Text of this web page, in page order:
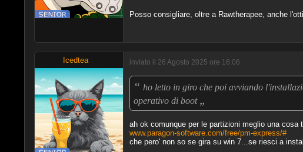
Posso consigliare, oltre a Rawtherapee, anche
Icedtea inviato il 26 Agosto 2025 ore 16:06
“ ho letto in giro che poi avviando
operativo di boot „
ah ok comunque per le partizioni meglio una cosa
www.paragon-software.com/free/pm-express/#
che pero' non so se gira su win 7...se riesci a